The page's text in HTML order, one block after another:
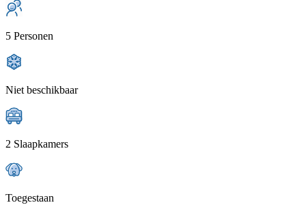
5 Personen
Niet beschikbaar
2 Slaapkamers
Toegestaan